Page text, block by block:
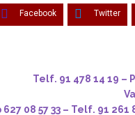
Facebook Twitter
478 14 19 –
08 57 33 – Telf. 91 261